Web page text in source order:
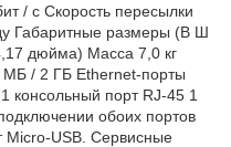
/ с Скорость пересылки
Габаритные размеры (В Ш
дюйма) Масса 7,0 кг
МБ / 2 ГБ Ethernet-порты
консольный порт RJ-45 1
обоих портов
Micro-USB. Сервисные